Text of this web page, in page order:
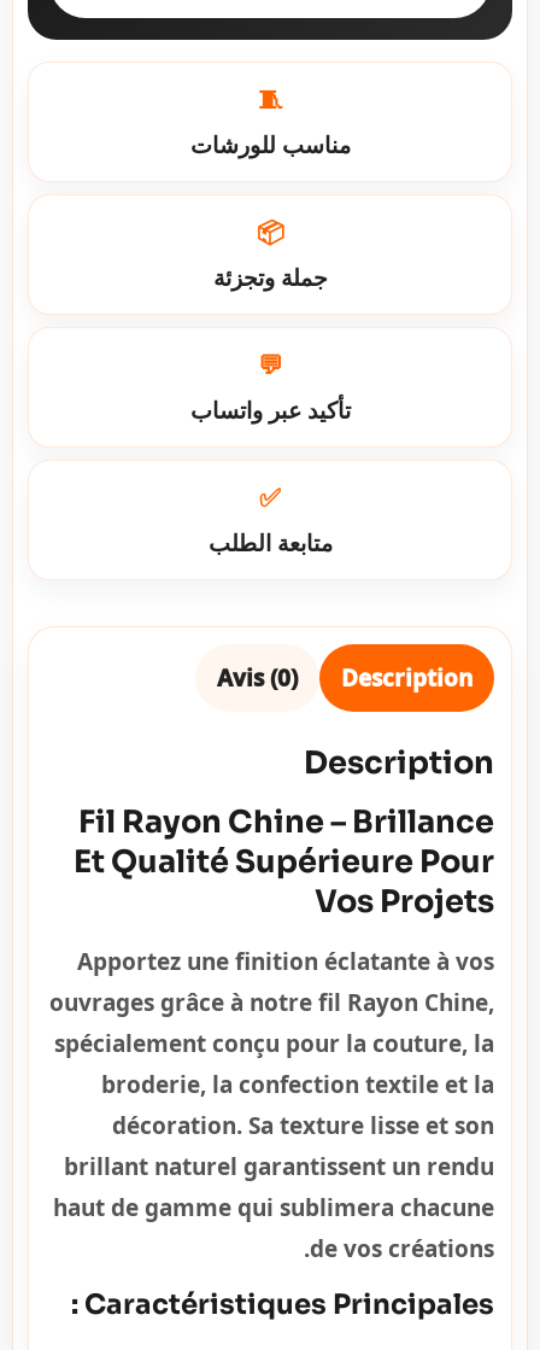
🧵
مناسب للورشات
📦
جملة وتجزئة
💬
تأكيد عبر واتساب
✅
متابعة الطلب
Description
Avis (0)
Description
Fil Rayon Chine – Brillance
Et Qualité Supérieure Pour
Vos Projets
Apportez une finition éclatante à vos
ouvrages grâce à notre fil Rayon Chine,
spécialement conçu pour la couture, la
broderie, la confection textile et la
décoration. Sa texture lisse et son
brillant naturel garantissent un rendu
haut de gamme qui sublimera chacune
de vos créations.
Caractéristiques Principales :